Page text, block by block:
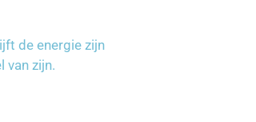
de energie zijn
van zijn.